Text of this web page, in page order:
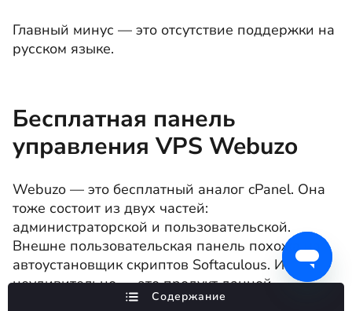
Главный минус — это отсутствие поддержки на
русском языке.
Бесплатная панель
управления VPS Webuzo
Webuzo — это бесплатный аналог cPanel. Она
тоже состоит из двух частей:
администраторской и пользовательской.
Внешне пользовательская панель похожа на
автоустановщик скриптов Softaculous. И
неудивительно — это продукт данной
Содержание